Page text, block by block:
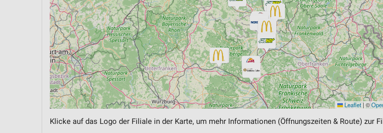
Leaflet | ©
Klicke auf das Logo der Filiale in der Karte, um mehr Informationen (Öffnungszeiten & Route) zur